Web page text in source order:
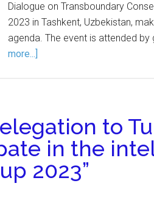
Dialogue on Transboundary
2023 in Tashkent, Uzbekistan,
agenda. The event is attended
more...]
to
in the
2023”